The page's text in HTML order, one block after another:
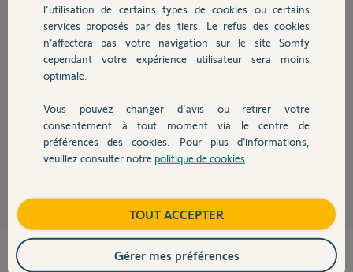
Autres produits
Devis avec un pro
Contact
Réponses
Le mode piéton est sur la touche 2, voyez votre notice.
Bonne soirée
Charly il y a environ 2 mois
l'utilisation de certains types de cookies ou certains
services proposés par des tiers. Le refus des cookies
n’affectera pas votre navigation sur le site Somfy
cependant votre expérience utilisateur sera moins
optimale.
Vous pouvez changer d'avis ou retirer votre
consentement à tout moment via le centre de
préférences des cookies. Pour plus d’informations,
veuillez consulter notre politique de cookies
TOUT ACCEPTER
Gérer mes préférences